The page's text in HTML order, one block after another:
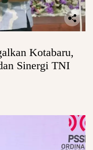
Kotabaru,
Sinergi TNI